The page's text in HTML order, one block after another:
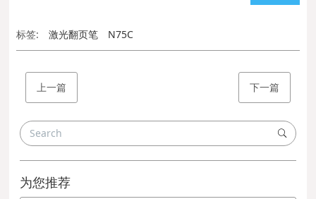
标签: 激光翻页笔 N75C
上一篇 下一篇
为您推荐